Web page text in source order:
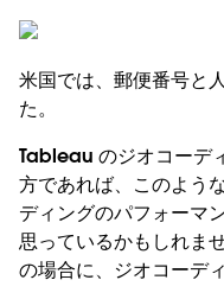
米国では、郵便番号と
た。
Tableau のジオコーデ
方であれば、このよう
ディングのパフォーマ
思っているかもしれま
の場合に、ジオコーデ